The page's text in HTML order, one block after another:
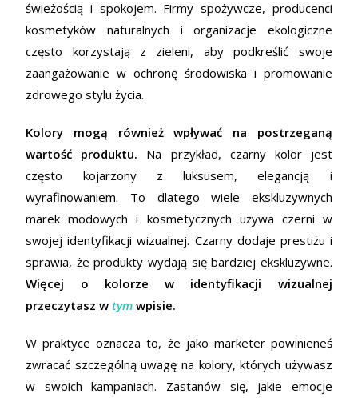
świeżością i spokojem. Firmy spożywcze, producenci
kosmetyków naturalnych i organizacje ekologiczne
często korzystają z zieleni, aby podkreślić swoje
zaangażowanie w ochronę środowiska i promowanie
zdrowego stylu życia.
Kolory mogą również wpływać na postrzeganą
wartość produktu. Na przykład, czarny kolor jest
często kojarzony z luksusem, elegancją i
wyrafinowaniem. To dlatego wiele ekskluzywnych
marek modowych i kosmetycznych używa czerni w
swojej identyfikacji wizualnej. Czarny dodaje prestiżu i
sprawia, że produkty wydają się bardziej ekskluzywne.
Więcej o kolorze w identyfikacji wizualnej
przeczytasz w tym wpisie.
W praktyce oznacza to, że jako marketer powinieneś
zwracać szczególną uwagę na kolory, których używasz
w swoich kampaniach. Zastanów się, jakie emocje